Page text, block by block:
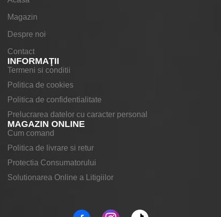
Magazin
Despre noi
Contact
INFORMAŢII
Termeni si conditii
Politica de cookies
Politica de confidentialitate
Prelucrarea datelor cu caracter personal
MAGAZIN ONLINE
Cum comand
Politica de livrare si retur
Protectia Consumatorului
Solutionarea Online a Litigiilor